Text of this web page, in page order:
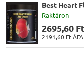
Best Heart
Raktáron
2695,60 Ft
2191,60 Ft